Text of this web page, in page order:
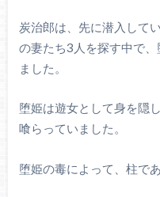
炭治郎は、先に潜入して
の妻たち3人を探す中で
ました。
堕姫は遊女として身を隠
喰らっていました。
堕姫の毒によって、柱で